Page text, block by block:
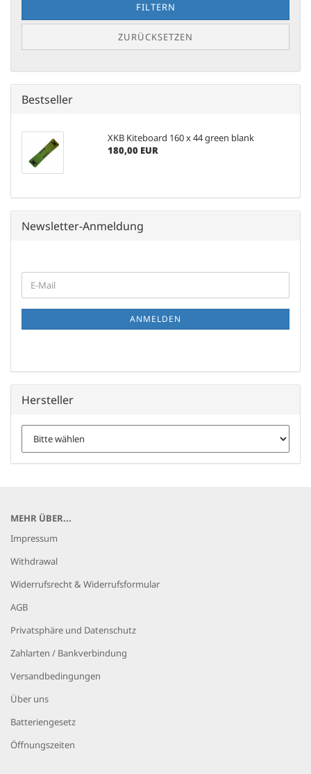
FILTERN
ZURÜCKSETZEN
Bestseller
XKB Kiteboard 160 x 44 green blank
180,00 EUR
Newsletter-Anmeldung
ZUR
E-
Mail
ANMELDEN
Hersteller
MEHR ÜBER...
Impressum
Withdrawal
Widerrufsrecht & Widerrufsformular
AGB
Privatsphäre und Datenschutz
Zahlarten / Bankverbindung
Versandbedingungen
Über uns
Batteriengesetz
Öffnungszeiten